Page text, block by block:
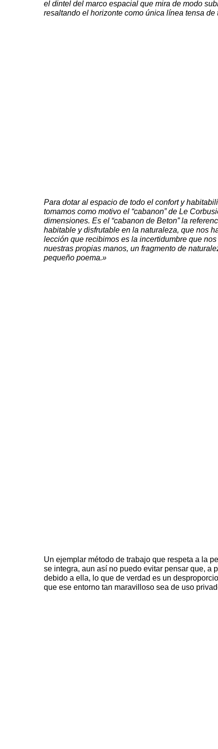
el dintel del marco espacial que mira de modo
resaltando el horizonte como única línea tensa de
Para dotar al espacio de todo el confort y
tomamos como motivo el “cabanon” de Le
dimensiones. Es el “cabanon de Beton” la
habitable y disfrutable en la naturaleza, que nos
lección que recibimos es la incertidumbre que
nuestras propias manos, un fragmento de
pequeño poema.»
Un ejemplar método de trabajo que respeta a la
se integra, aun así no puedo evitar pensar que, a
debido a ella, lo que de verdad es un
que ese entorno tan maravilloso sea de uso